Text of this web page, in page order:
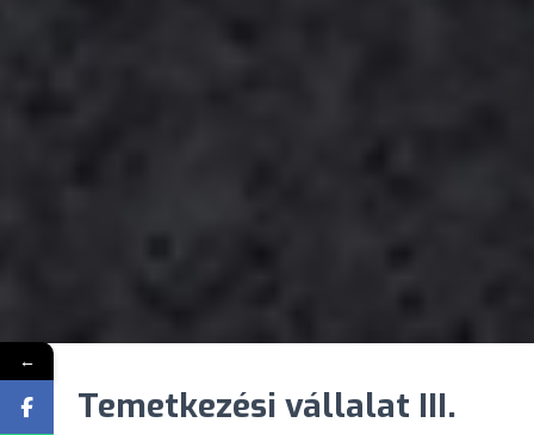
Temetkezési vállalat III.
←